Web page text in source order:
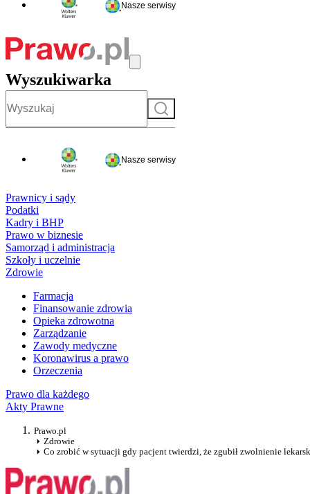
Nasze serwisy
Wyszukiwarka
Szukaj
Nasze serwisy
Prawnicy i sądy
Podatki
Kadry i BHP
Prawo w biznesie
Samorząd i administracja
Szkoły i uczelnie
Zdrowie
Farmacja
Finansowanie zdrowia
Opieka zdrowotna
Zarządzanie
Zawody medyczne
Koronawirus a prawo
Orzeczenia
Prawo dla każdego
Akty Prawne
Prawo.pl
Zdrowie
Co zrobić w sytuacji gdy pacjent twierdzi, że zgubił zwolnienie